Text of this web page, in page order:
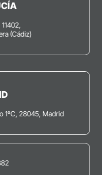
11402,
(Cádiz)
1ºC, 28045, Madrid